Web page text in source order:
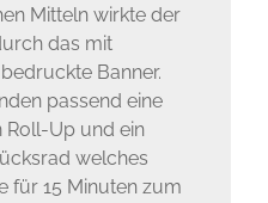
Mitteln wirkte der
das mit
Banner.
passend eine
Roll-Up und ein
welches
für 15 Minuten zum